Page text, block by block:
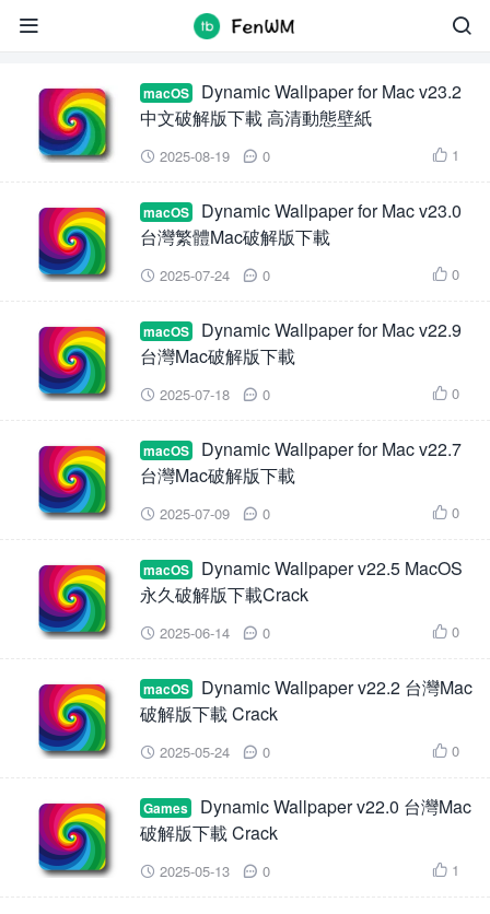

 Dynamic Wallpaper for Mac
macOS
Dynamic Wallpaper for Mac v23.2
中文破解版下載 高清動態壁紙
 2025-08-19  0  1
macOS
Dynamic Wallpaper for Mac v23.0
台灣繁體Mac破解版下載
 2025-07-24  0  0
macOS
Dynamic Wallpaper for Mac v22.9
台灣Mac破解版下載
 2025-07-18  0  0
macOS
Dynamic Wallpaper for Mac v22.7
台灣Mac破解版下載
 2025-07-09  0  0
macOS
Dynamic Wallpaper v22.5 MacOS
永久破解版下載Crack
 2025-06-14  0  0
macOS
Dynamic Wallpaper v22.2 台灣Mac
破解版下載 Crack
 2025-05-24  0  0
Games
Dynamic Wallpaper v22.0 台灣Mac
破解版下載 Crack
 2025-05-13  0  1